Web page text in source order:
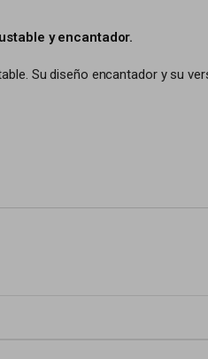
y encantador.
Su diseño encantador y su